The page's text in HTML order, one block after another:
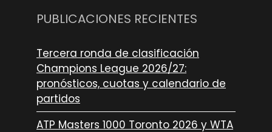
PUBLICACIONES RECIENTES
Tercera ronda de clasificación
Champions League 2026/27:
pronósticos, cuotas y calendario de
partidos
ATP Masters 1000 Toronto 2026 y WTA